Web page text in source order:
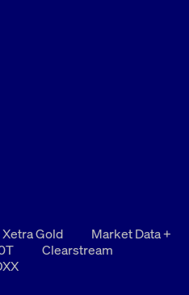
Xetra Gold
Market Data +
Clearstream